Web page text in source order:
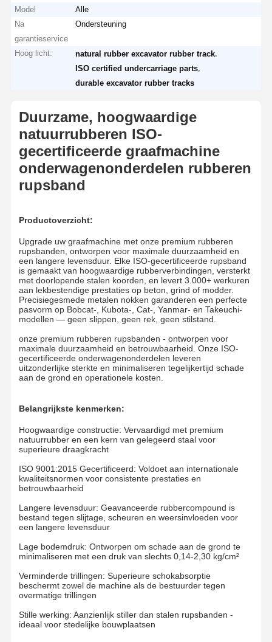
Model
Alle
Na
garantieservice
Ondersteuning
Hoog licht: natural rubber excavator rubber track
ISO certified undercarriage parts
durable excavator rubber tracks
Duurzame, hoogwaardige
natuurrubberen ISO-
gecertificeerde graafmachine
onderwagenonderdelen rubberen
rupsband
Productoverzicht:
Upgrade uw graafmachine met onze premium rubberen
rupsbanden, ontworpen voor maximale duurzaamheid en
een langere levensduur. Elke ISO-gecertificeerde rupsband
is gemaakt van hoogwaardige rubberverbindingen, versterkt
met doorlopende stalen koorden, en levert 3.000+ werkuren
aan lekbestendige prestaties op beton, grind of modder.
Precisiegesmede metalen nokken garanderen een perfecte
pasvorm op Bobcat-, Kubota-, Cat-, Yanmar- en Takeuchi-
modellen — geen slippen, geen rek, geen stilstand.
onze premium rubberen rupsbanden - ontworpen voor
maximale duurzaamheid en betrouwbaarheid. Onze ISO-
gecertificeerde onderwagenonderdelen leveren
uitzonderlijke sterkte en minimaliseren tegelijkertijd schade
aan de grond en operationele kosten.
Belangrijkste kenmerken:
Hoogwaardige constructie: Vervaardigd met premium
natuurrubber en een kern van gelegeerd staal voor
superieure draagkracht
ISO 9001:2015 Gecertificeerd: Voldoet aan internationale
kwaliteitsnormen voor consistente prestaties en
betrouwbaarheid
Langere levensduur: Geavanceerde rubbercompound is
bestand tegen slijtage, scheuren en weersinvloeden voor
een langere levensduur
Lage bodemdruk: Ontworpen om schade aan de grond te
minimaliseren met een druk van slechts 0,14-2,30 kg/cm²
Verminderde trillingen: Superieure schokabsorptie
beschermt zowel de machine als de bestuurder tegen
overmatige trillingen
Stille werking: Aanzienlijk stiller dan stalen rupsbanden -
ideaal voor stedelijke bouwplaatsen